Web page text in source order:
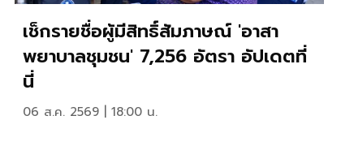
เช็กรายชื่อผู้มีสิทธิ์สัมภาษณ์ 'อาสา
พยาบาลชุมชน' 7,256 อัตรา อัปเดตที่
นี่
06 ส.ค. 2569 | 18:00 น.